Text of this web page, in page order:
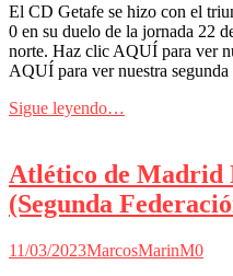
El CD Getafe se hizo con el
0 en su duelo de la jornada 22
norte. Haz clic AQUÍ para
AQUÍ para ver nuestra
Sigue leyendo…
Atlético de Madrid
(Segunda
11/03/2023MarcosMarinM0